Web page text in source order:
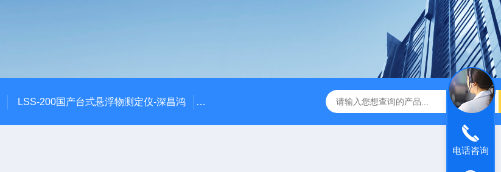
LSS-200国产台式悬浮物测定仪-深昌鸿 QCOD-3E型深昌鸿 实用型COD测定仪 CHCM-101型CODMn测
电话咨询